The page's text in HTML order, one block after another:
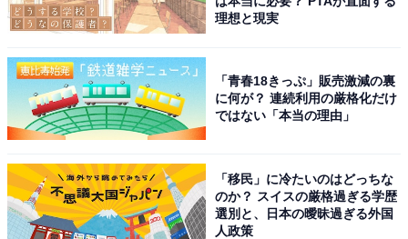
「地元の野菜や乳製品だけでなく、チーズ、スイー
ツ、地酒など北海道らしい商品が幅広くそろってい
る印象があるからです。観光客向けの定番土産と、
びやすいと思います。品数が多く、誰向けのお土産
でも探しやすいところが魅力です」（20代女性／東
京都）
理想と現実
「青春18きっぷ」販売激減の裏
に何が？ 連続利用の厳格化だけ
ではない「本当の理由」
「移民」に冷たいのはどっちな
のか？ スイスの厳格過ぎる学歴
選別と、日本の曖昧過ぎる外国
人政策